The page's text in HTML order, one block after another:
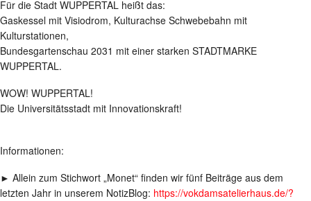
Für die Stadt WUPPERTAL heißt das:
Gaskessel mit Visiodrom, Kulturachse Schwebebahn mit
Kulturstationen,
Bundesgartenschau 2031 mit einer starken STADTMARKE
WUPPERTAL.
WOW! WUPPERTAL!
Die Universitätsstadt mit Innovationskraft!
Informationen:
► Allein zum Stichwort „Monet“ finden wir fünf Beiträge aus dem
letzten Jahr in unserem NotizBlog: https://vokdamsatelierhaus.de/?